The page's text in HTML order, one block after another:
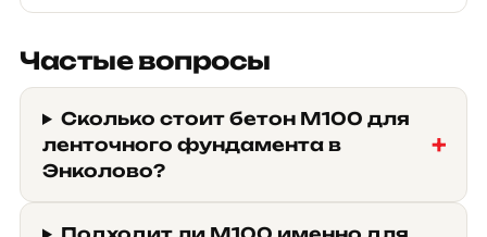
Частые вопросы
Сколько стоит бетон М100 для
ленточного фундамента в
Энколово?